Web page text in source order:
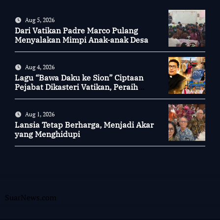
Aug 5, 2026
Dari Vatikan Padre Marco Pulang
Menyalakan Mimpi Anak-anak Desa
Aug 4, 2026
Lagu “Bawa Daku ke Sion” Ciptaan
Pejabat Dikasteri Vatikan, Peraih
Aug 1, 2026
Lansia Tetap Berharga, Menjadi Akar
yang Menghidupi
SuarNews.com